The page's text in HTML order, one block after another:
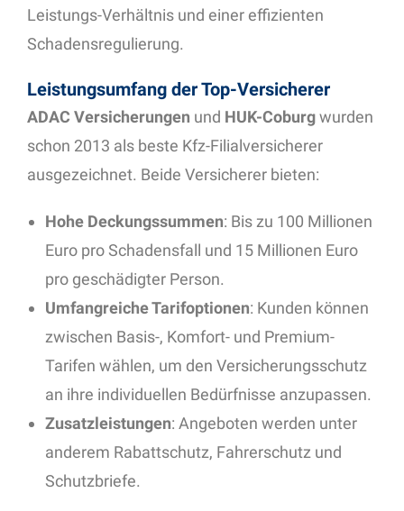
Leistungs-Verhältnis und einer effizienten
Schadensregulierung.
Leistungsumfang der Top-Versicherer
ADAC Versicherungen und HUK-Coburgwurden
schon 2013 als beste Kfz-Filialversicherer
ausgezeichnet. Beide Versicherer bieten:
Hohe Deckungssummen: Bis zu 100 Millionen
Euro pro Schadensfall und 15 Millionen Euro
pro geschädigter Person.
Umfangreiche Tarifoptionen: Kunden können
zwischen Basis-, Komfort- und Premium-
Tarifen wählen, um den Versicherungsschutz
an ihre individuellen Bedürfnisse anzupassen.
Zusatzleistungen: Angeboten werden unter
anderem Rabattschutz, Fahrerschutz und
Schutzbriefe.